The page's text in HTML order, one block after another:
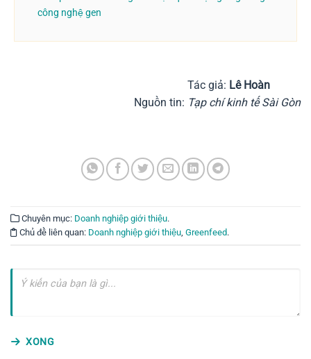
công nghệ gen
Tác giả: Lê Hoàn
Nguồn tin: Tạp chí kinh tế Sài Gòn
Chuyên mục: Doanh nghiệp giới thiệu.
Chủ đề liên quan: Doanh nghiệp giới thiệu Greenfeed.
XONG